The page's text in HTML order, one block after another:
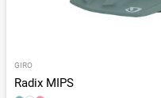
GIRO
Radix MIPS